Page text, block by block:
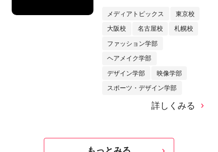
メディアトピックス 東京校
大阪校 名古屋校 札幌校
ファッション学部
ヘアメイク学部
デザイン学部 映像学部
スポーツ・デザイン学部
詳しくみる